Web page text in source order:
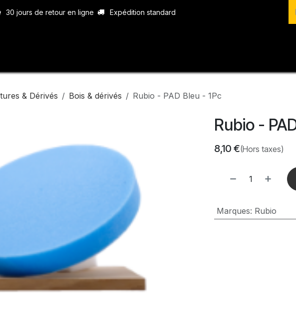
30 jours de retour en ligne Expédition standard
& Dérivés Bois & dérivés Rubio - PAD Bleu - 1Pc
Rubio -
8,10 €(Hors taxes)
Marques: Rubio